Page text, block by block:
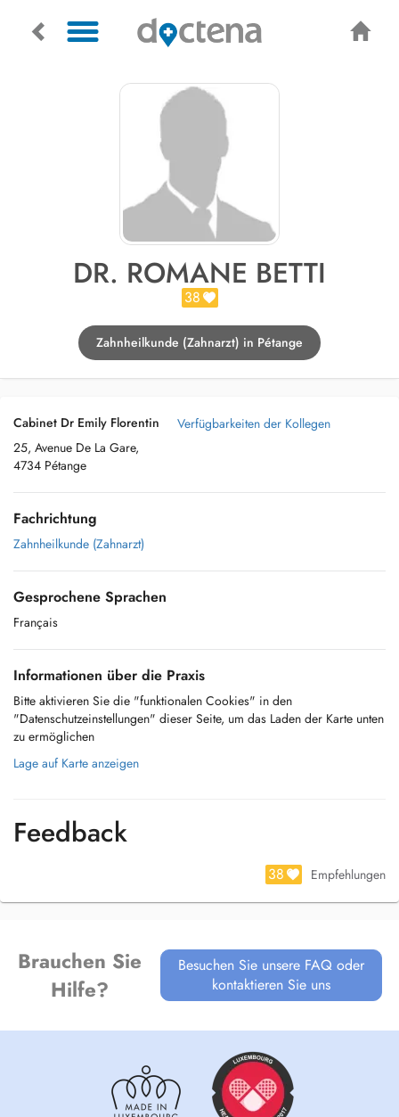
DR. ROMANE BETTI
38
Zahnheilkunde (Zahnarzt) in Pétange
Cabinet Dr Emily Florentin
25, Avenue De La Gare,
4734 Pétange
Verfügbarkeiten der Kollegen
Fachrichtung
Zahnheilkunde (Zahnarzt)
Gesprochene Sprachen
Français
Informationen über die Praxis
Bitte aktivieren Sie die "funktionalen Cookies" in den
"Datenschutzeinstellungen" dieser Seite, um das Laden der Karte unten
zu ermöglichen
Lage auf Karte anzeigen
Feedback
38 Empfehlungen
Brauchen Sie
Hilfe?
Besuchen Sie unsere FAQ oder
kontaktieren Sie uns